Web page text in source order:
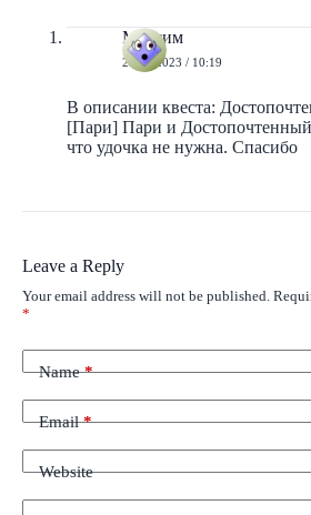
Максим
23/09/2023 / 10:19
В описании квеста:
[Пари] Пари и Достопочтенный
что удочка не нужна. Спасибо
Leave a Reply
Your email address will not be published.
*
Name*
Email*
Website